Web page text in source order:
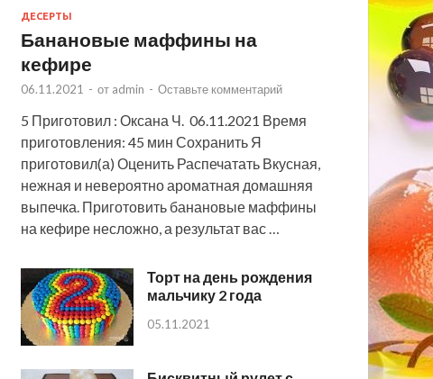
ДЕСЕРТЫ
Банановые маффины на
кефире
06.11.2021 - от admin - Оставьте комментарий
5 Приготовил : Оксана Ч. 06.11.2021 Время
приготовления: 45 мин Сохранить Я
приготовил(а) Оценить Распечатать Вкусная,
нежная и невероятно ароматная домашняя
выпечка. Приготовить банановые маффины
на кефире несложно, а результат вас …
Торт на день рождения
мальчику 2 года
05.11.2021